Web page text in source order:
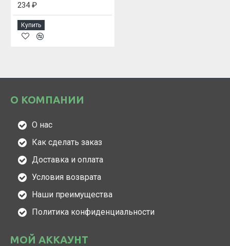
234 ₽
Купить
О КОМПАНИИ
О нас
Как сделать заказ
Доставка и оплата
Условия возврата
Наши преимущества
Политика конфиденциальности
МОЙ АККАУНТ